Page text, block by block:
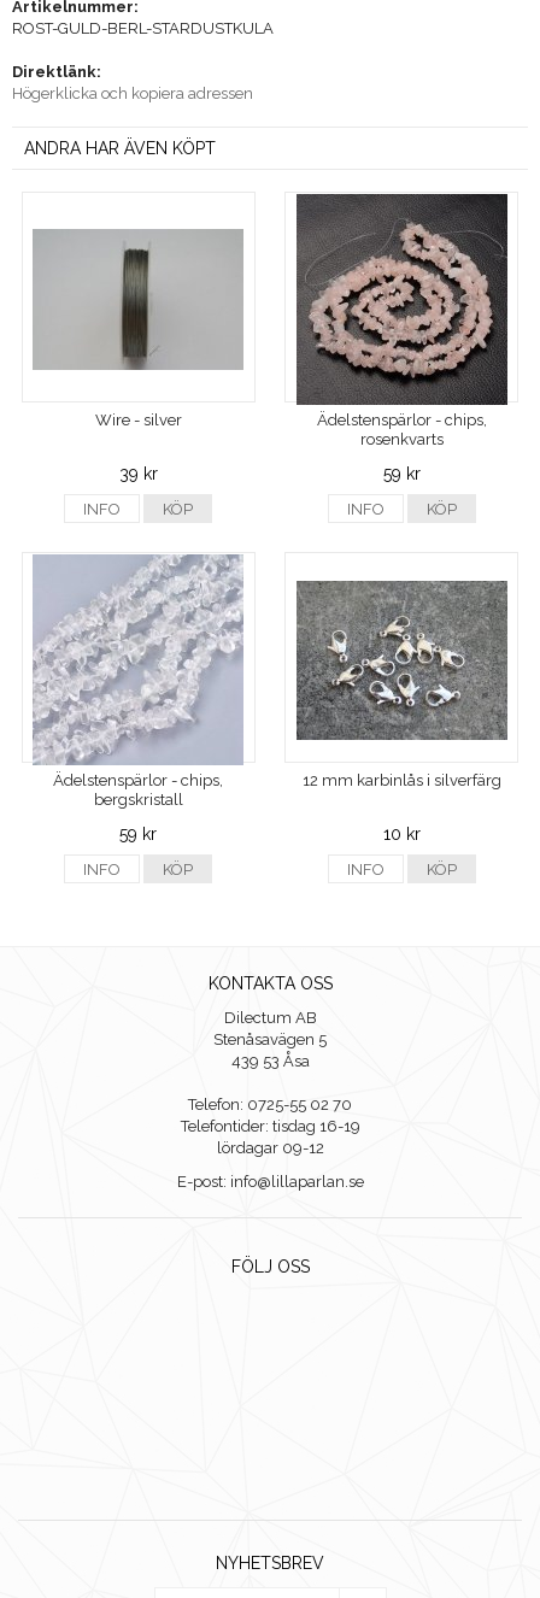
Artikelnummer:
ROST-GULD-BERL-STARDUSTKULA
Direktlänk:
Högerklicka och kopiera adressen
ANDRA HAR ÄVEN KÖPT
Wire - silver
39 kr
INFO KÖP
Ädelstenspärlor - chips,
rosenkvarts
59 kr
INFO KÖP
Ädelstenspärlor - chips,
bergskristall
59 kr
INFO KÖP
12 mm karbinlås i silverfärg
10 kr
INFO KÖP
KONTAKTA OSS
Dilectum AB
Stenåsavägen 5
439 53 Åsa
Telefon: 0725-55 02 70
Telefontider: tisdag 16-19
lördagar 09-12
E-post: info@lillaparlan.se
FÖLJ OSS
NYHETSBREV